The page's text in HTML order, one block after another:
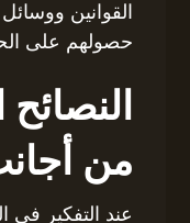
القوانين
حصولهم على
من
عند التفكير في